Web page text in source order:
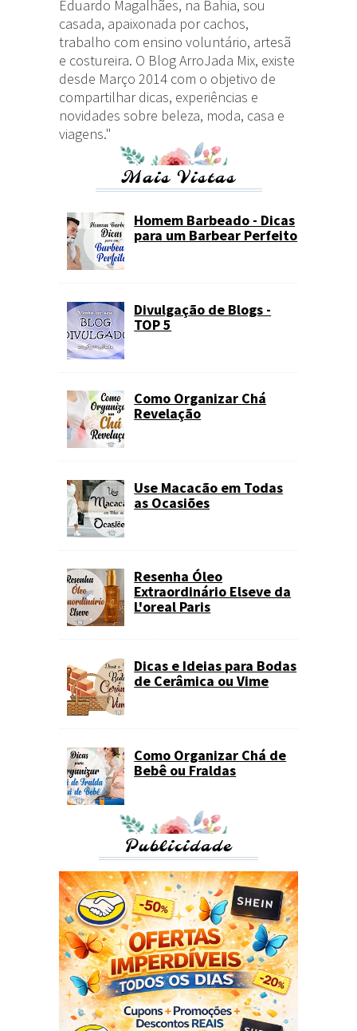
Eduardo Magalhães, na Bahia, sou
casada, apaixonada por cachos,
trabalho com ensino voluntário, artesã
e costureira. O Blog ArroJada Mix, existe
desde Março 2014 com o objetivo de
compartilhar dicas, experiências e
novidades sobre beleza, moda, casa e
viagens."
Mais Vistas
Homem Barbeado - Dicas
para um Barbear Perfeito
Divulgação de Blogs -
TOP 5
Como Organizar Chá
Revelação
Use Macacão em Todas
as Ocasiões
Resenha Óleo
Extraordinário Elseve da
L'oreal Paris
Dicas e Ideias para Bodas
de Cerâmica ou Vime
Como Organizar Chá de
Bebê ou Fraldas
Publicidade